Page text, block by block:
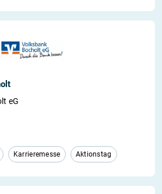
eG
Karrieremesse Aktionstag